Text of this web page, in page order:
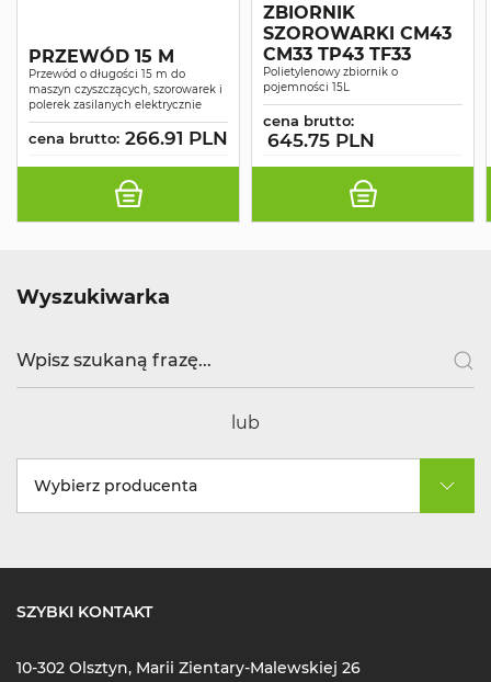
PRZEWÓD 15 M
Przewód o długości 15 m do
maszyn czyszczących, szorowarek i
polerek zasilanych elektrycznie
cena brutto: 266.91 PLN
ZBIORNIK
SZOROWARKI CM43
CM33 TP43 TF33
Polietylenowy zbiornik o
pojemności 15L
cena brutto:
645.75 PLN
Wyszukiwarka
lub
Wybierz producenta
SZYBKI KONTAKT
10-302 Olsztyn, Marii Zientary-Malewskiej 26